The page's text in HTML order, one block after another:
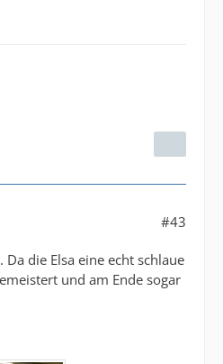
#43
die Elsa eine echt schlaue
und am Ende sogar